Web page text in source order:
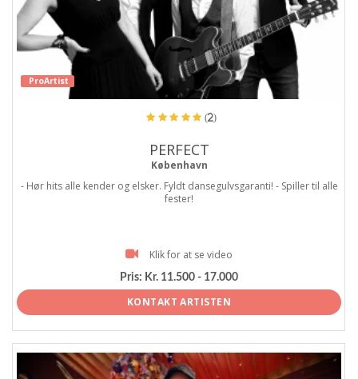
ProArtist
(2)
PERFECT
København
- Hør hits alle kender og elsker. Fyldt dansegulvsgaranti! - Spiller til alle
fester!
Klik for at se video
Pris: Kr. 11.500 - 17.000
KONTAKT ARTISTEN